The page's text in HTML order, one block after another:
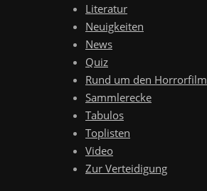
Literatur
Neuigkeiten
News
Quiz
Rund um den Horrorfilm
Sammlerecke
Tabulos
Toplisten
Video
Zur Verteidigung